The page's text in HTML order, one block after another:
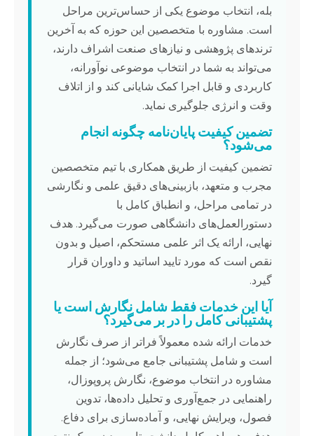
بله، انتخاب موضوع یکی از حساس‌ترین مراحل
است. مشاوره با متخصصین این حوزه که به آخرین
ترندهای پژوهشی و نیازهای صنعت اشراف دارند،
می‌تواند به شما در انتخاب موضوعی نوآورانه،
کاربردی و قابل اجرا کمک شایانی کند و از اتلاف
وقت و انرژی جلوگیری نماید.
تضمین کیفیت پایان‌نامه چگونه انجام
می‌شود؟
تضمین کیفیت از طریق همکاری با تیم متخصصین
مجرب و متعهد، بازبینی‌های دقیق علمی و نگارشی
در تمامی مراحل، و انطباق کامل با
دستورالعمل‌های دانشگاهی صورت می‌گیرد. هدف
نهایی، ارائه یک اثر علمی مستحکم، اصیل و بدون
نقص است که مورد تایید اساتید و داوران قرار
گیرد.
آیا این خدمات فقط شامل نگارش است یا
پشتیبانی کامل را در بر می‌گیرد؟
خدمات ارائه شده معمولاً فراتر از صرف نگارش
است و شامل پشتیبانی جامع می‌شود؛ از جمله
مشاوره در انتخاب موضوع، نگارش پروپوزال،
راهنمایی در جمع‌آوری و تحلیل داده‌ها، تدوین
فصول، ویرایش نهایی، و آماده‌سازی برای دفاع.